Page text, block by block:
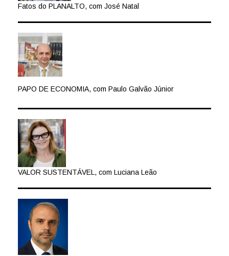
Fatos do PLANALTO, com José Natal
PAPO DE ECONOMIA, com Paulo Galvão Júnior
VALOR SUSTENTÁVEL, com Luciana Leão